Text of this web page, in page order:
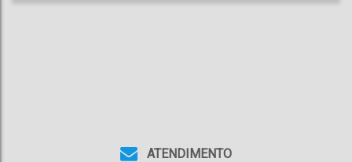
ATENDIMENTO